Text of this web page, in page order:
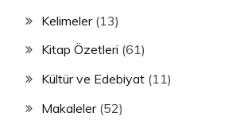
Kelimeler(13)
Kitap Özetleri (61)
Kültür ve Edebiyat (11)
Makaleler(52)